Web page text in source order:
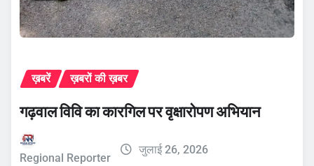
ख़बरें ख़बरों की ख़बर
गढ़वाल विवि का कारगिल पर वृक्षारोपण अभियान
Regional Reporter
जुलाई 26, 2026